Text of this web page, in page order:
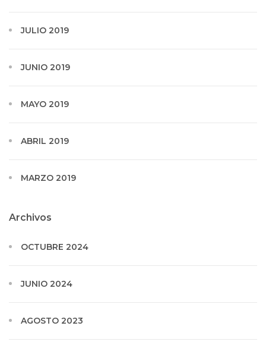
JULIO 2019
JUNIO 2019
MAYO 2019
ABRIL 2019
MARZO 2019
Archivos
OCTUBRE 2024
JUNIO 2024
AGOSTO 2023